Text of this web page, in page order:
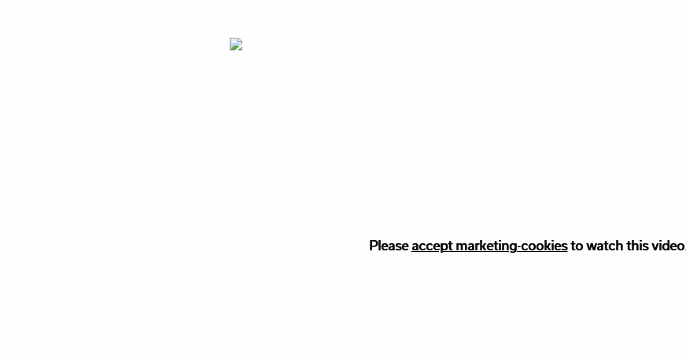
Please accept marketingcookies to watch this video.
Pleaseaccept marketing-cookiesto watch this video.